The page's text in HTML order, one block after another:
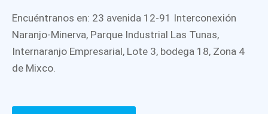
Encuéntranos en: 23 avenida 12-91 Interconexión
Naranjo-Minerva, Parque Industrial Las Tunas,
Internaranjo Empresarial, Lote 3, bodega 18, Zona 4
de Mixco.